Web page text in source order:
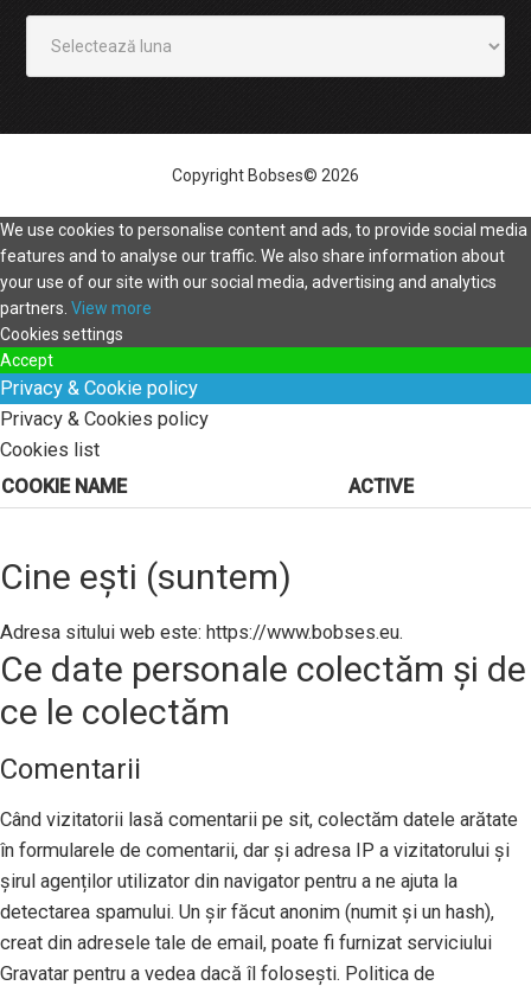
Copyright Bobses© 2026
We use cookies to personalise content and ads, to provide social media
features and to analyse our traffic. We also share information about
your use of our site with our social media, advertising and analytics
partners. View more
Cookies settings
Accept
Privacy & Cookie policy
Privacy & Cookies policy
Cookies list
COOKIE NAME
ACTIVE
Cine ești (suntem)
Adresa sitului web este: https://www.bobses.eu.
Ce date personale colectăm și de
ce le colectăm
Comentarii
Când vizitatorii lasă comentarii pe sit, colectăm datele arătate
în formularele de comentarii, dar și adresa IP a vizitatorului și
șirul agenților utilizator din navigator pentru a ne ajuta la
detectarea spamului. Un șir făcut anonim (numit și un hash),
creat din adresele tale de email, poate fi furnizat serviciului
Gravatar pentru a vedea dacă îl folosești. Politica de